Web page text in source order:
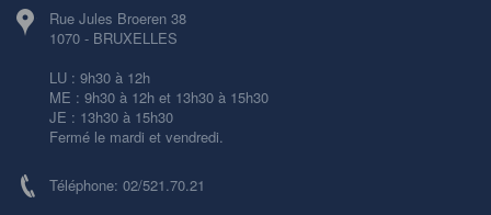
Rue Jules Broeren 38
1070 - BRUXELLES
LU : 9h30 à 12h
ME : 9h30 à 12h et 13h30 à 15h30
JE : 13h30 à 15h30
Fermé le mardi et vendredi.
Téléphone: 02/521.70.21